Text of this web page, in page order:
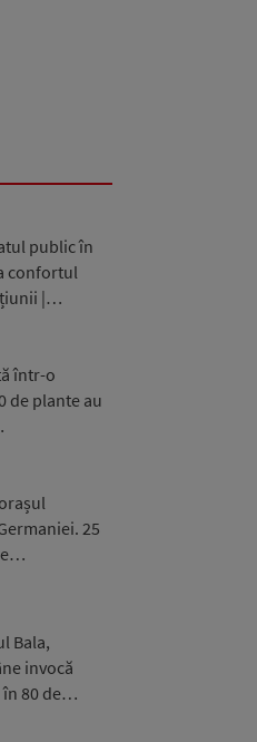
public în
confortul
|…
într-o
de plante au
25
Bala,
invocă
în 80 de…